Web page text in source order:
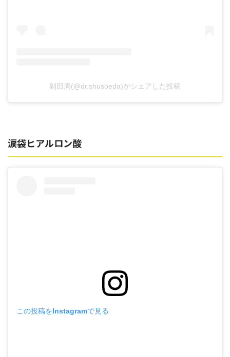
副田周(@dr.shusoeda)がシェアした投稿
涙袋ヒアルロン酸
この投稿をInstagramで見る